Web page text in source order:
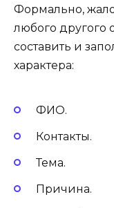
Формально,
любого другого
составить и
характера:
ФИО.
Контакты.
Тема.
Причина.